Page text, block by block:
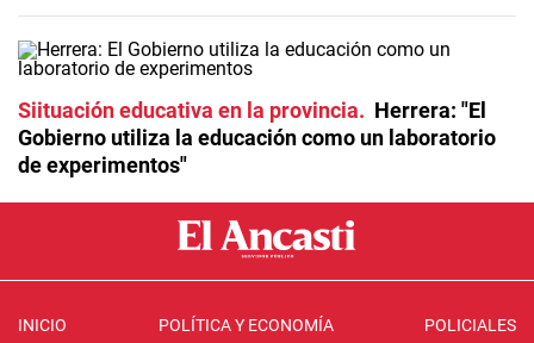
Siituación educativa en la provincia
Herrera: "El
Gobierno utiliza la educación como un laboratorio
de experimentos"
INICIO POLÍTICA Y ECONOMÍA POLICIALES